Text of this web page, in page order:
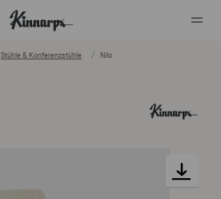
Stühle & Konferenzstühle Nilo